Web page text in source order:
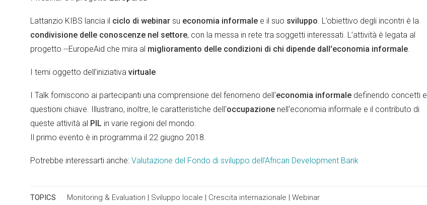
Lattanzio KIBS lancia il ciclo di webinar su economia informale e il suo sviluppo. L’obiettivo degli incontri è la
condivisione delle conoscenze nel settore, con la messa in rete tra soggetti interessati. L’attività è legata al
progetto --EuropeAid che mira al miglioramento delle condizioni di chi dipende dall'economia informale.
I temi oggetto dell’iniziativa virtuale
I Talk forniscono ai partecipanti una comprensione del fenomeno dell'economia informale definendo concetti e
questioni chiave. Illustrano, inoltre, le caratteristiche dell'occupazione nell'economia informale e il contributo di
queste attività al PIL in varie regioni del mondo.
Il primo evento è in programma il 22 giugno 2018.
Potrebbe interessarti anche: Valutazione del Fondo di sviluppo dell’African Development Bank
TOPICS Monitoring & Evaluation | Sviluppo locale | Crescita internazionale | Webinar